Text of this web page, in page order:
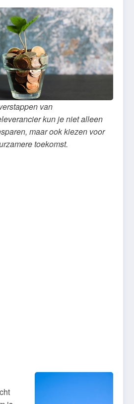
van
kun je niet alleen
maar ook kiezen voor
toekomst.